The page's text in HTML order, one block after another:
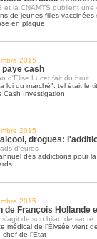
et la CNAMTS publient une
de jeunes filles
en plaque
2015
paye cash
d'Elise Lucet fait du bruit
loi du marché": tel était le
Cash Investigation
2015
drogues:
d'euros
des addictions pour
2015
de François Hollande
s'agit de son bilan de santé
médical de l’Élysée vient
chef de l'Etat